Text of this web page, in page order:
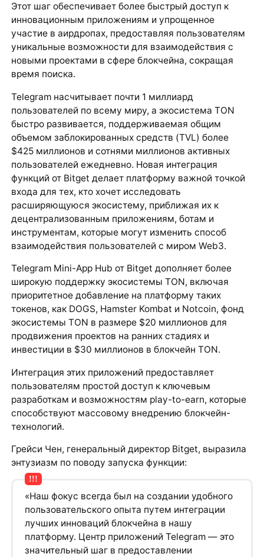
Этот шаг обеспечивает более быстрый доступ к
инновационным приложениям и упрощенное
участие в аирдропах, предоставляя пользователям
уникальные возможности для взаимодействия с
новыми проектами в сфере блокчейна, сокращая
время поиска.
Telegram насчитывает почти 1 миллиард
пользователей по всему миру, а экосистема TON
быстро развивается, поддерживаемая общим
объемом заблокированных средств (TVL) более
$425 миллионов и сотнями миллионов активных
пользователей ежедневно. Новая интеграция
функций от Bitget делает платформу важной точкой
входа для тех, кто хочет исследовать
расширяющуюся экосистему, приближая их к
децентрализованным приложениям, ботам и
инструментам, которые могут изменить способ
взаимодействия пользователей с миром Web3.
Telegram Mini-App Hub от Bitget дополняет более
широкую поддержку экосистемы TON, включая
приоритетное добавление на платформу таких
токенов, как DOGS, Hamster Kombat и Notcoin, фонд
экосистемы TON в размере $20 миллионов для
продвижения проектов на ранних стадиях и
инвестиции в $30 миллионов в блокчейн TON.
Интеграция этих приложений предоставляет
пользователям простой доступ к ключевым
разработкам и возможностям play-to-earn, которые
способствуют массовому внедрению блокчейн-
технологий.
Грейси Чен, генеральный директор Bitget, выразила
энтузиазм по поводу запуска функции:
«Наш фокус всегда был на создании удобного
пользовательского опыта путем интеграции
лучших инноваций блокчейна в нашу
платформу. Центр приложений Telegram — это
значительный шаг в предоставлении